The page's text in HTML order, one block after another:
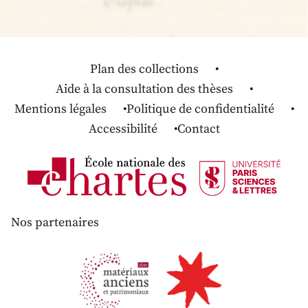
Plan des collections
Aide à la consultation des thèses
Mentions légales
Politique de confidentialité
Accessibilité
Contact
Nos partenaires